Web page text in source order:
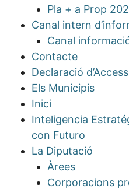
Pla + a Prop
Canal intern
Canal
Contacte
Declaració
Els Municipis
Inici
Inteligencia
con Futuro
La Diputació
Àrees
Corporacions